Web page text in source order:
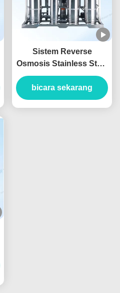
Sistem Reverse
Osmosis Stainless Steel
SS304 1500L/H Untuk
Pemurnian Air Makanan
dan Minuman
bicara sekarang